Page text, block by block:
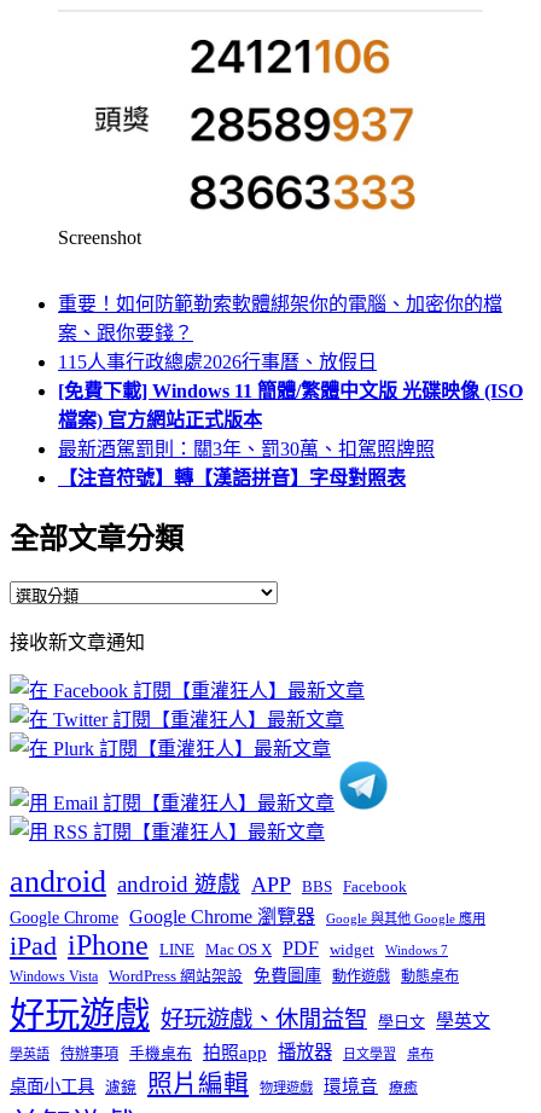
Screenshot
重要！如何防範勒索軟體綁架你的電腦、加密你的檔
案、跟你要錢？
115人事行政總處2026行事曆、放假日
[免費下載] Windows 11 簡體/繁體中文版 光碟映像 (ISO
檔案) 官方網站正式版本
最新酒駕罰則：關3年、罰30萬、扣駕照牌照
【注音符號】轉【漢語拼音】字母對照表
全部文章分類
全
文
章
分
類
接收新文章通知
android android 遊戲 APP BBS Facebook
Google Chrome Google Chrome 瀏覽器 Google 與其他 Google 應用
iPad iPhone LINE Mac OS X PDF widget Windows 7
Windows Vista WordPress 網站架設 免費圖庫 動作遊戲 動態桌布
好玩遊戲 好玩遊戲、休閒益智 學日文 學英文
學英語 待辦事項 手機桌布 拍照app 播放器 日文學習 桌布
桌面小工具 濾鏡 照片編輯 物理遊戲 環境音 療癒